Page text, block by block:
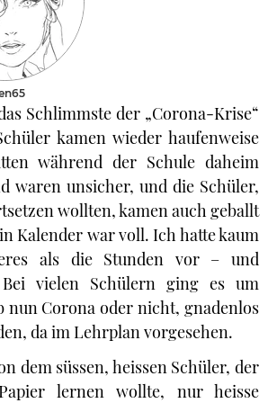
Schlimmste der „Corona-Krise“
kamen wieder haufenweise
während der Schule daheim
waren unsicher, und die Schüler,
wollten, kamen auch geballt
Kalender war voll. Ich hatte kaum
als die Stunden vor – und
Bei vielen Schülern ging es um
nun Corona oder nicht, gnadenlos
da im Lehrplan vorgesehen.
dem süssen, heissen Schüler, der
lernen wollte, nur heisse